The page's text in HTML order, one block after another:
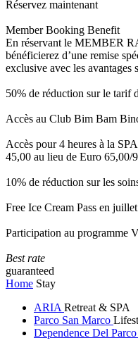
Réservez maintenant
Member Booking Benefit
En réservant le MEMBER
bénéficierez d’une remise
exclusive avec les avantages
50% de réduction sur le tarif
Accès au Club Bim Bam
Accès pour 4 heures à la
45,00 au lieu de Euro 65,00/
10% de réduction sur les
Free Ice Cream Pass en
Participation au programme
Best rate
guaranteed
Home Stay
ARIA Retreat & SPA
Parco San Marco
Dependence Del Parco